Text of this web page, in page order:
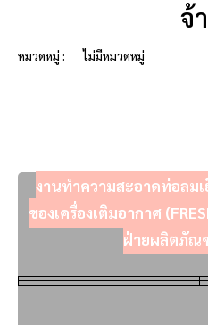
จ้
หมวดหมู่ : ไม่มีหมวดหมู่
งานทำความสะอาดท่อลม
ของเครื่องเติมอากาศ
ฝ่ายผลิตภัณ